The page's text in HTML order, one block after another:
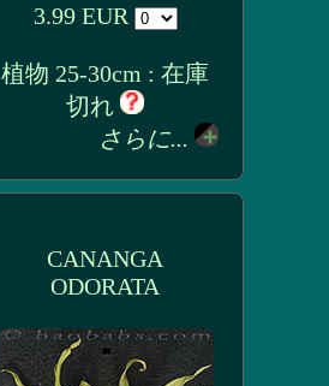
3.99 EUR
植物 25-30cm : 在庫
切れ
さらに...
CANANGA
ODORATA